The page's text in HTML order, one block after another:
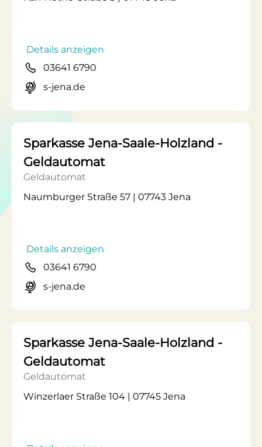
Details anzeigen
03641 6790
s-jena.de
Sparkasse Jena-Saale-Holzland -
Geldautomat
Geldautomat
Naumburger Straße 57 | 07743 Jena
Details anzeigen
03641 6790
s-jena.de
Sparkasse Jena-Saale-Holzland -
Geldautomat
Geldautomat
Winzerlaer Straße 104 | 07745 Jena